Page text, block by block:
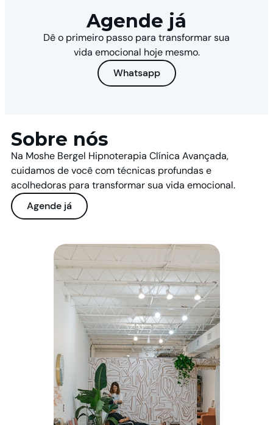
Agende já
Dê o primeiro passo para transformar sua
vida emocional hoje mesmo.
Whatsapp
Sobre nós
Na Moshe Bergel Hipnoterapia Clínica Avançada,
cuidamos de você com técnicas profundas e
acolhedoras para transformar sua vida emocional.
Agende já